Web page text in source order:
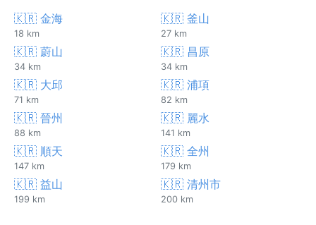
🇰🇷 金海
18 km
🇰🇷 釜山
27 km
🇰🇷 蔚山
34 km
🇰🇷 昌原
34 km
🇰🇷 大邱
71 km
🇰🇷 浦項
82 km
🇰🇷 晉州
88 km
🇰🇷 麗水
141 km
🇰🇷 順天
147 km
🇰🇷 全州
179 km
🇰🇷 益山
199 km
🇰🇷 清州市
200 km